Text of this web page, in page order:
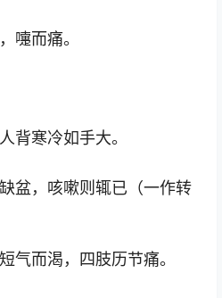
嚏而痛。
背寒冷如手大。
盆，咳嗽则辄已（一作转
气而渴，四肢历节痛。